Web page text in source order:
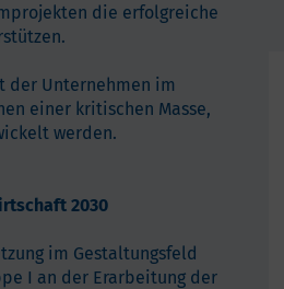
die erfolgreiche
der Unternehmen im
einer kritischen Masse,
werden.
2030
im Gestaltungsfeld
I an der Erarbeitung der